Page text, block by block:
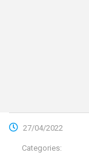
27/04/2022
Categories: